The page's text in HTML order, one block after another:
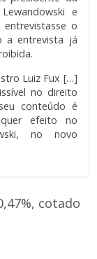
e
o
a entrevista já
Luiz Fux […]
no direito
conteúdo é
efeito no
no novo
cotado